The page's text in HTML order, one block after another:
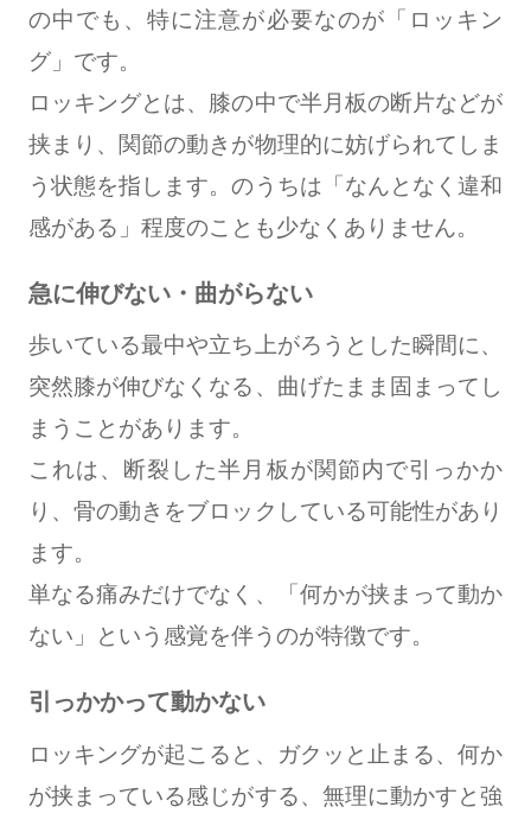
の中でも、特に注意が必要なのが「ロッキン
グ」です。
ロッキングとは、膝の中で半月板の断片などが
挟まり、関節の動きが物理的に妨げられてしま
う状態を指します。のうちは「なんとなく違和
感がある」程度のことも少なくありません。
急に伸びない・曲がらない
歩いている最中や立ち上がろうとした瞬間に、
突然膝が伸びなくなる、曲げたまま固まってし
まうことがあります。
これは、断裂した半月板が関節内で引っかか
り、骨の動きをブロックしている可能性があり
ます。
単なる痛みだけでなく、「何かが挟まって動か
ない」という感覚を伴うのが特徴です。
引っかかって動かない
ロッキングが起こると、ガクッと止まる、何か
が挟まっている感じがする、無理に動かすと強